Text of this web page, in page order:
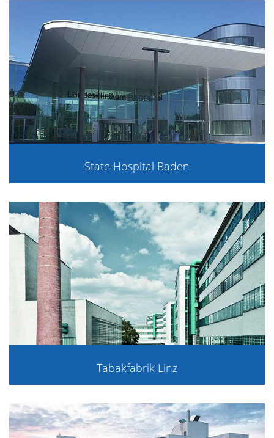
State Hospital Baden
Tabakfabrik Linz